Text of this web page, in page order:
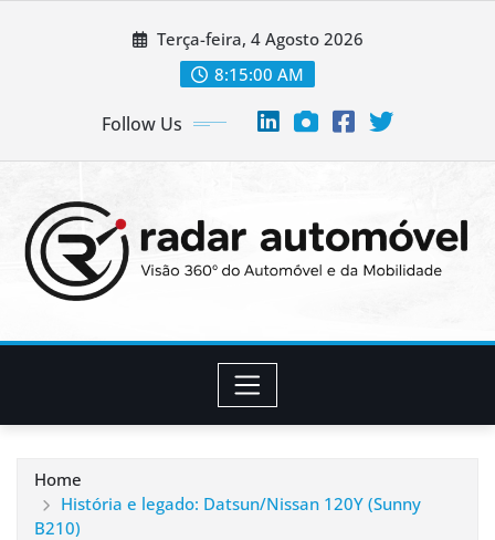
Terça-feira, 4 Agosto 2026
8:15:01 AM
Follow Us
Home
História e legado: Datsun/Nissan 120Y (Sunny
B210)